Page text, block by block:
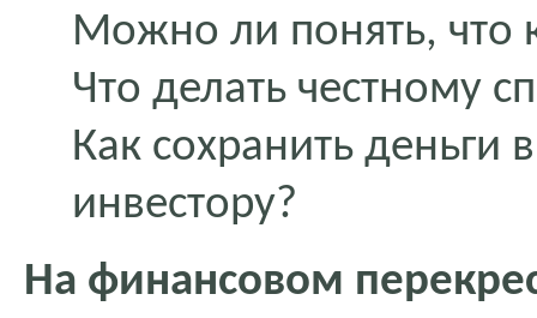
Можно ли понять, что
Что делать честному
Как сохранить деньги
инвестору?
На финансовом